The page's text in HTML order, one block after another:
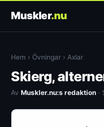
Muskler.nu
Hem › Övningar › Axlar
Skierg,
AvMuskler.nu:s redaktion ·